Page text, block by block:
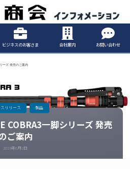
Information
ビジネスのお客さま 会社案内 お問い合わせ
ーズ 発売のご案内
COBRA3一脚シリーズ 発売
ご案内
2023年6月2日
リリース 製品